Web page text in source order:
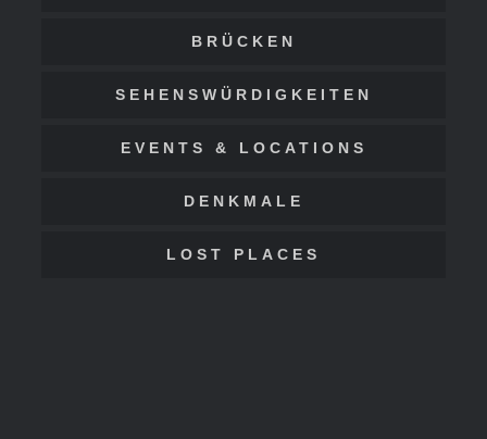
BRÜCKEN
SEHENSWÜRDIGKEITEN
EVENTS & LOCATIONS
DENKMALE
LOST PLACES